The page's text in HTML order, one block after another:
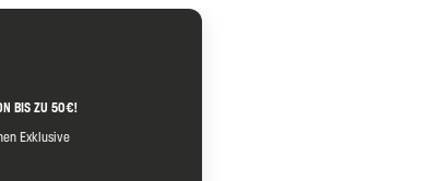
BIS ZU 50€!
Exklusive